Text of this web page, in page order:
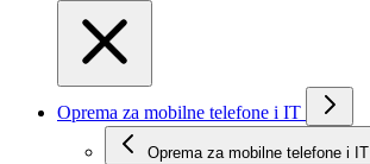
Oprema za mobilne telefone i IT
Oprema za mobilne telefone i IT